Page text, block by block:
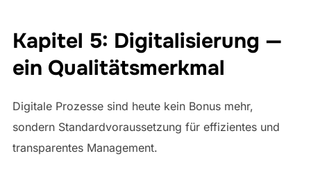
Kapitel 5: Digitalisierung —
ein Qualitätsmerkmal
Digitale Prozesse sind heute kein Bonus mehr,
sondern Standardvoraussetzung für effizientes und
transparentes Management.